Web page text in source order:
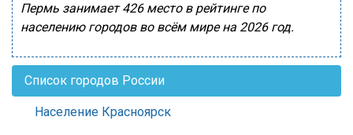
Пермь занимает 426 место в рейтинге по
населению городов во всём мире на 2026 год.
Список городов России
Население Красноярск